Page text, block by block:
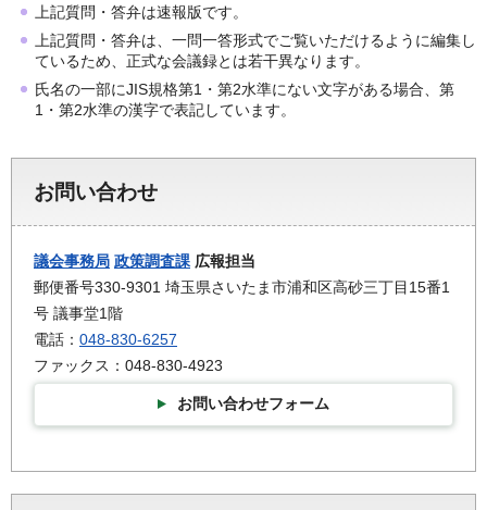
上記質問・答弁は速報版です。
上記質問・答弁は、一問一答形式でご覧いただけるように編集し
ているため、正式な会議録とは若干異なります。
氏名の一部にJIS規格第1・第2水準にない文字がある場合、第
1・第2水準の漢字で表記しています。
お問い合わせ
議会事務局 政策調査課 広報担当
郵便番号330-9301 埼玉県さいたま市浦和区高砂三丁目15番1
号 議事堂1階
電話： 048-830-6257
ファックス：048-830-4923
お問い合わせフォーム